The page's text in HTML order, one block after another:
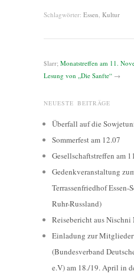
Schlagwörter: Essen, Kultur
$larr; Monatstreffen am 11.
Lesung von „Die Sanfte“ →
NEUESTE BEITRÄGE
Überfall auf die
Sommerfest am 12.07
Gesellschaftstreffen am
Gedenkveranstaltung
Terrassenfriedhof
Ruhr-Russland)
Reisebericht aus Nischni
Einladung zur
(Bundesverband
e.V) am 18./19. April in